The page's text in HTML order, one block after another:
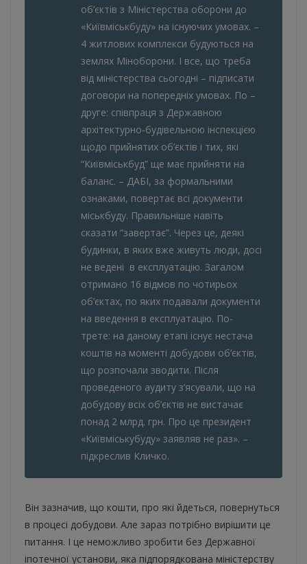
об’єктів з Міністерства оборони до
«Київміськбуду» на існуючих умовах. –
4 житлових комплекси будуються на
землях Міноборони. І все, що треба
від міністерства сьогодні – підписати
договори на попередніх умовах. По –
друге: співпраця з Державною
архітектурно-будівельною інспекцією
щодо прийнятих об’єктів і тих, які
“Київміськбуд” ще має прийняти на
баланс. – ДАБІ, за формальними
ознаками, повертає всі документи
міськбуду. Правильніше навіть
сказати “завертає”. Через це, деякі
будинки, в яких вже живуть люди, досі
не ведені в експлуатацію. Загалом
отримано 16 відмов по чотирьох
об’єктах, по яких подавали документи
на введення в експлуатацію. По-
трете: на даному етапі існує нестача
коштів на моменті добудови об’єктів,
що розпочали зводити. Після
проведеного аудиту з’ясували, що на
добудову всіх об’єктів не вистачає
понад 2 млрд. грн. Про це президент
«Київміськубуду» заявляв не раз». –
підкреслив Кличко.
Він зазначив, що кошти, про які йдеться, повернуться
в процесі добудови. Але зараз потрібно вирішити це
питання. І це неможливо зробити без Державної
іпотечної установи, яка підпорядкована міністерству